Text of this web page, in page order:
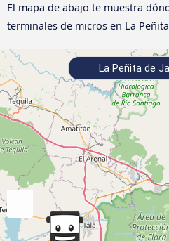
El mapa de abajo te muestra
terminales de micros en La
La Peñita de